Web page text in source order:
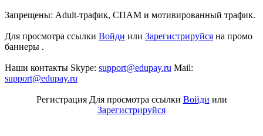
Запрещены: Adult-трафик, СПАМ и мотивированный трафик.
Для просмотра ссылки Войди или Зарегистрируйся на промо
баннеры .
Наши контакты Skype: support@edupay.ru Mail:
support@edupay.ru
Регистрация Для просмотра ссылки Войди или
Зарегистрируйся